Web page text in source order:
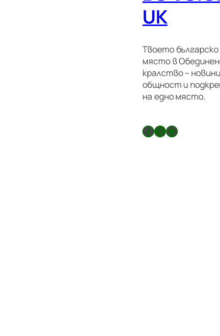
UK
Твоето българско
място в
кралство –
общност и
на едно място.
Facebook X GitHub